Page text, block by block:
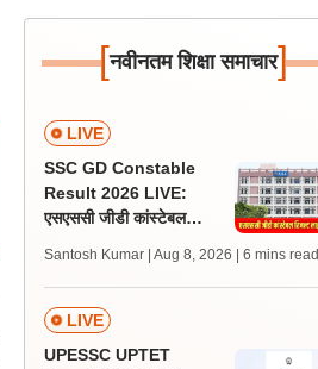
[नवीनतम शिक्षा समाचार]
LIVE
SSC GD Constable
Result 2026 LIVE:
एसएससी जीडी कांस्टेबल
लेटेस्ट अपडेट, स्कोरकार्ड लिंक
Santosh Kumar | Aug 8, 2026 | 6 mins read
LIVE
UPESSC UPTET